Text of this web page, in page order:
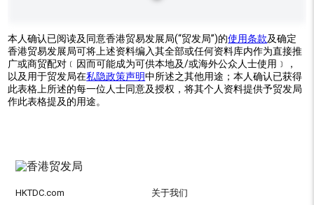
本人确认已阅读及同意香港贸易发展局(“贸发局”)的使用条款及确定
香港贸易发展局可将上述资料编入其全部或任何资料库内作为直接推
广或商贸配对﹝因而可能成为可供本地及/或海外公众人士使用﹞，
以及用于贸发局在私隐政策声明中所述之其他用途；本人确认已获得
此表格上所述的每一位人士同意及授权，将其个人资料提供予贸发局
作此表格提及的用途。
HKTDC.com 关于我们